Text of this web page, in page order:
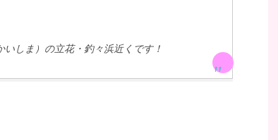
しま）の立花・釣々浜近くです！